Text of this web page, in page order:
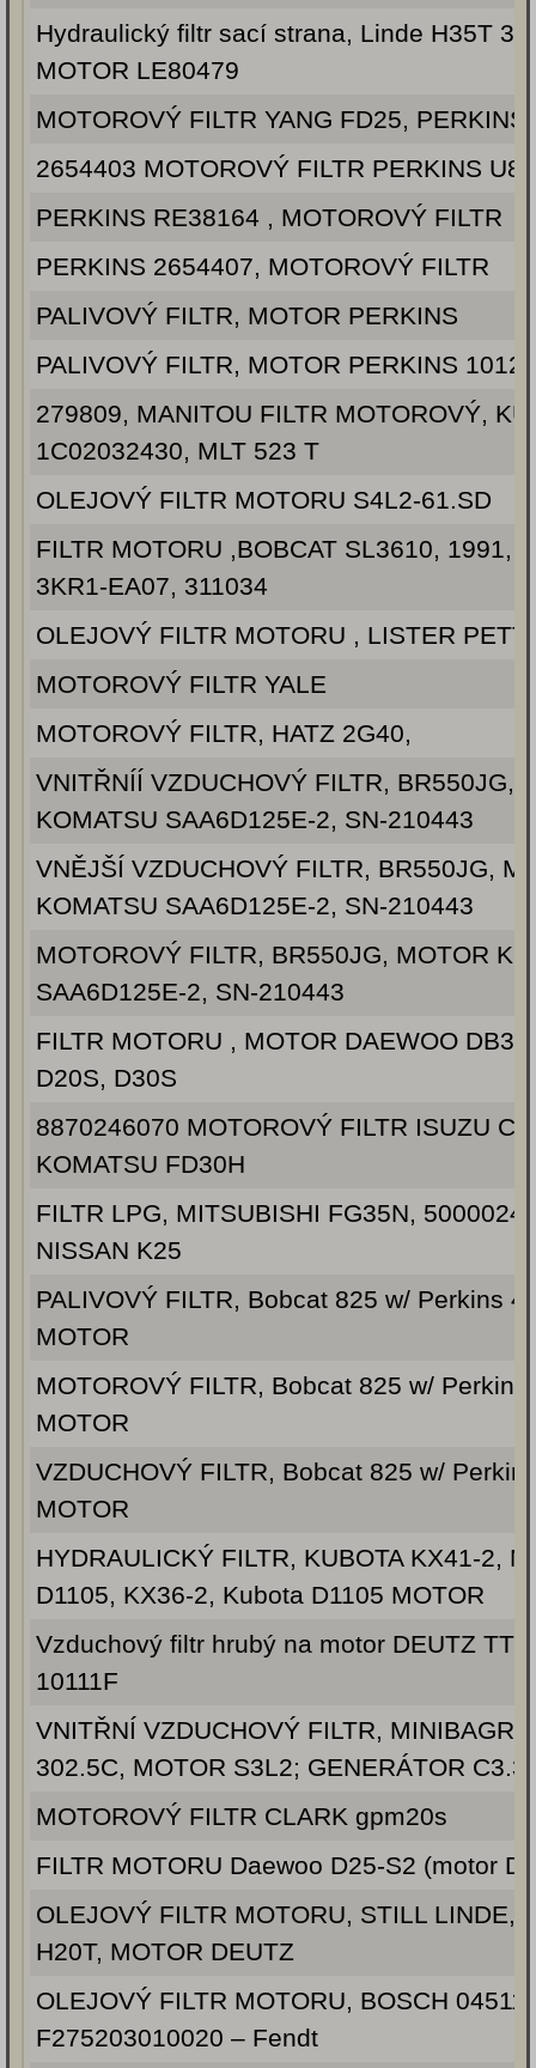
Hydraulický filtr sací strana, Linde H35T
MOTOR LE80479
MOTOROVÝ FILTR YANG FD25,
2654403 MOTOROVÝ FILTR PERKINS
PERKINS RE38164 , MOTOROVÝ FILTR
PERKINS 2654407, MOTOROVÝ FILTR
PALIVOVÝ FILTR, MOTOR PERKINS
PALIVOVÝ FILTR, MOTOR PERKINS 10120
279809, MANITOU FILTR MOTOROVÝ,
1C02032430, MLT 523 T
OLEJOVÝ FILTR MOTORU S4L2-61.SD
FILTR MOTORU ,BOBCAT SL3610, 1991,
3KR1-EA07, 311034
OLEJOVÝ FILTR MOTORU , LISTER
MOTOROVÝ FILTR YALE
MOTOROVÝ FILTR, HATZ 2G40,
VNITŘNÍÍ VZDUCHOVÝ FILTR, BR550JG,
KOMATSU SAA6D125E-2, SN-210443
VNĚJŠÍ VZDUCHOVÝ FILTR, BR550JG,
KOMATSU SAA6D125E-2, SN-210443
MOTOROVÝ FILTR, BR550JG, MOTOR
SAA6D125E-2, SN-210443
FILTR MOTORU , MOTOR DAEWOO
D20S, D30S
8870246070 MOTOROVÝ FILTR ISUZU
KOMATSU FD30H
FILTR LPG, MITSUBISHI FG35N,
NISSAN K25
PALIVOVÝ FILTR, Bobcat 825 w/ Perkins
MOTOR
MOTOROVÝ FILTR, Bobcat 825 w/ Perkins
MOTOR
VZDUCHOVÝ FILTR, Bobcat 825 w/
MOTOR
HYDRAULICKÝ FILTR, KUBOTA KX41-2,
D1105, KX36-2, Kubota D1105 MOTOR
Vzduchový filtr hrubý na motor DEUTZ TTP
10111F
VNITŘNÍ VZDUCHOVÝ FILTR, MINIBAGR
302.5C, MOTOR S3L2; GENERÁTOR C3.3;
MOTOROVÝ FILTR CLARK gpm20s
FILTR MOTORU Daewoo D25-S2 (motor
OLEJOVÝ FILTR MOTORU, STILL LINDE,
H20T, MOTOR DEUTZ
OLEJOVÝ FILTR MOTORU, BOSCH
F275203010020 – Fendt